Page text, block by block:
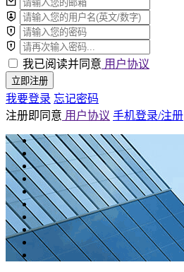
我已阅读并同意 用户协议
立即注册
我要登录 忘记密码
注册即同意 用户协议 手机登录/注册